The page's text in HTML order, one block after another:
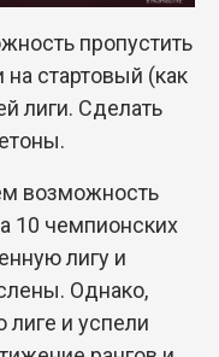
пропустить
на стартовый (как
лиги. Сделать
возможность
10 чемпионских
лигу и
Однако,
и успели